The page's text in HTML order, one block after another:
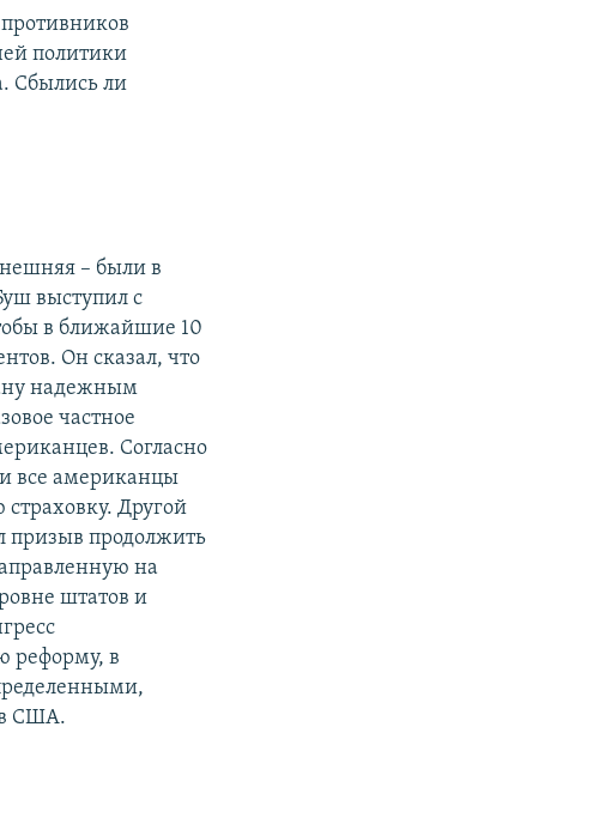
политики
Сбылись ли
– были в
выступил с
в ближайшие 10
Он сказал, что
надежным
частное
Согласно
все американцы
Другой
призыв продолжить
на
штатов и
реформу, в
в США.